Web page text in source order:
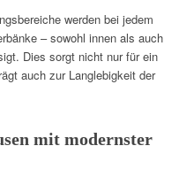
werden bei jedem
– sowohl innen als auch
Dies sorgt nicht nur für ein
auch zur Langlebigkeit der
mit modernster